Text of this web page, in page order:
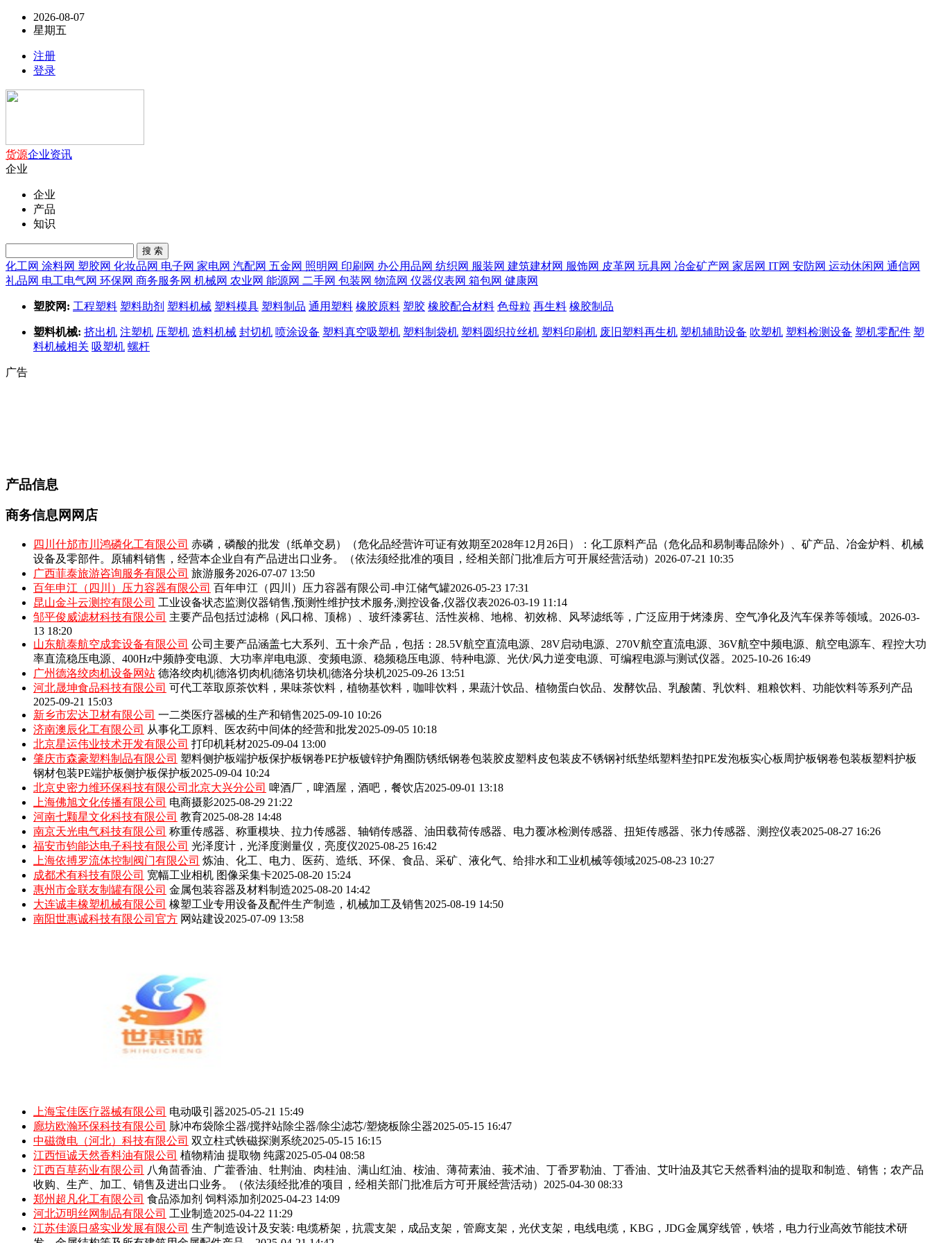
2026-08-07
星期五
注册
登录
货源企业资讯
企业
企业
产品
知识
搜 索
化工网 涂料网 塑胶网 化妆品网 电子网 家电网 汽配网 五金网 照明网 印刷网 办公用品网 纺织网 服装网 建筑建材网 服饰网 皮革网 玩具网 冶金矿产网 家居网 IT网 安防网 运动休闲网 通信网
礼品网 电工电气网 环保网 商务服务网 机械网 农业网 能源网 二手网 包装网 物流网 仪器仪表网 箱包网 健康网
塑胶网: 工程塑料 塑料助剂 塑料机械 塑料模具 塑料制品 通用塑料 橡胶原料 塑胶 橡胶配合材料 色母粒 再生料 橡胶制品
塑料机械: 挤出机 注塑机 压塑机 造料机械 封切机 喷涂设备 塑料真空吸塑机 塑料制袋机 塑料圆织拉丝机 塑料印刷机 废旧塑料再生机 塑机辅助设备 吹塑机 塑料检测设备 塑机零配件 塑
料机械相关 吸塑机 螺杆
广告
产品信息
商务信息网网店
四川什邡市川鸿磷化工有限公司 赤磷，磷酸的批发（纸单交易）（危化品经营许可证有效期至2028年12月26日）：化工原料产品（危化品和易制毒品除外）、矿产品、冶金炉料、机械
设备及零部件。原辅料销售，经营本企业自有产品进出口业务。（依法须经批准的项目，经相关部门批准后方可开展经营活动） 2026-07-21 10:35
广西菲泰旅游咨询服务有限公司 旅游服务2026-07-07 13:50
百年申江（四川）压力容器有限公司 百年申江（四川）压力容器有限公司-申江储气罐2026-05-23 17:31
昆山金斗云测控有限公司 工业设备状态监测仪器销售,预测性维护技术服务,测控设备,仪器仪表2026-03-19 11:14
邹平俊威滤材科技有限公司 主要产品包括‌过滤棉（风口棉、顶棉）、玻纤漆雾毡、活性炭棉、地棉、初效棉、风琴滤纸‌等，广泛应用于烤漆房、空气净化及汽车保养等领域。‌‌ 2026-03-
13 18:20
山东航泰航空成套设备有限公司 公司主要产品涵盖七大系列、五十余产品，包括：28.5V航空直流电源、28V启动电源、270V航空直流电源、36V航空中频电源、航空电源车、程控大功
率直流稳压电源、400Hz中频静变电源、大功率岸电电源、变频电源、稳频稳压电源、特种电源、光伏/风力逆变电源、可编程电源与测试仪器。 2025-10-26 16:49
广州德洛绞肉机设备网站 德洛绞肉机|德洛切肉机|德洛切块机|德洛分块机2025-09-26 13:51
河北晟坤食品科技有限公司 可代工萃取原茶饮料，果味茶饮料，植物基饮料，咖啡饮料，果蔬汁饮品、植物蛋白饮品、发酵饮品、乳酸菌、乳饮料、粗粮饮料、功能饮料等系列产品
2025-09-21 15:03
新乡市宏达卫材有限公司 一二类医疗器械的生产和销售2025-09-10 10:26
济南澳辰化工有限公司 从事化工原料、医农药中间体的经营和批发2025-09-05 10:18
北京星运伟业技术开发有限公司 打印机耗材2025-09-04 13:00
肇庆市森豪塑料制品有限公司 塑料侧护板端护板保护板钢卷PE护板镀锌护角圈防锈纸钢卷包装胶皮塑料皮包装皮不锈钢衬纸垫纸塑料垫扣PE发泡板实心板周护板钢卷包装板塑料护板
钢材包装PE端护板侧护板保护板2025-09-04 10:24
北京史密力维环保科技有限公司北京大兴分公司 啤酒厂，啤酒屋，酒吧，餐饮店2025-09-01 13:18
上海佛旭文化传播有限公司 电商摄影2025-08-29 21:22
河南七颗星文化科技有限公司 教育2025-08-28 14:48
南京天光电气科技有限公司 称重传感器、称重模块、拉力传感器、轴销传感器、油田载荷传感器、电力覆冰检测传感器、扭矩传感器、张力传感器、测控仪表2025-08-27 16:26
福安市钧能达电子科技有限公司 光泽度计，光泽度测量仪，亮度仪2025-08-25 16:42
上海依搏罗流体控制阀门有限公司 炼油、化工、电力、医药、造纸、环保、食品、采矿、液化气、给排水和工业机械等领域2025-08-23 10:27
成都术有科技有限公司 宽幅工业相机 图像采集卡2025-08-20 15:24
惠州市金联友制罐有限公司 金属包装容器及材料制造2025-08-20 14:42
大连诚丰橡塑机械有限公司 橡塑工业专用设备及配件生产制造，机械加工及销售2025-08-19 14:50
南阳世惠诚科技有限公司官方 网站建设2025-07-09 13:58
上海宝佳医疗器械有限公司 电动吸引器2025-05-21 15:49
廊坊欧瀚环保科技有限公司 脉冲布袋除尘器/搅拌站除尘器/除尘滤芯/塑烧板除尘器2025-05-15 16:47
中磁微电（河北）科技有限公司 双立柱式铁磁探测系统2025-05-15 16:15
江西恒诚天然香料油有限公司 植物精油 提取物 纯露2025-05-04 08:58
江西百草药业有限公司
八角茴香油、广藿香油、牡荆油、肉桂油、满山红油、桉油、薄荷素油、莪术油、丁香罗勒油、丁香油、艾叶油及其它天然香料油的提取和制造、销售；农产品
收购、生产、加工、销售及进出口业务。（依法须经批准的项目，经相关部门批准后方可开展经营活动） 2025-04-30 08:33
郑州超凡化工有限公司 食品添加剂 饲料添加剂 2025-04-23 14:09
河北迈明丝网制品有限公司 工业制造2025-04-22 11:29
江苏佳源日盛实业发展有限公司 生产制造设计及安装: 电缆桥架，抗震支架，成品支架，管廊支架，光伏支架，电线电缆，KBG，JDG金属穿线管，铁塔，电力行业高效节能技术研